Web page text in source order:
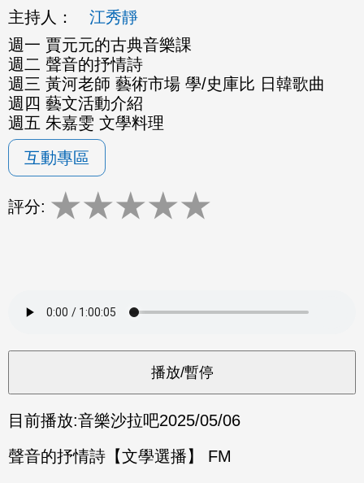
主持人：
江秀靜
週一 賈元元的古典音樂課
週二 聲音的抒情詩
週三 黃河老師 藝術市場 學/史庫比 日韓歌曲
週四 藝文活動介紹
週五 朱嘉雯 文學料理
互動專區
評分: ★★★★★
目前播放:音樂沙拉吧2025/05/06
聲音的抒情詩【文學選播】 FM